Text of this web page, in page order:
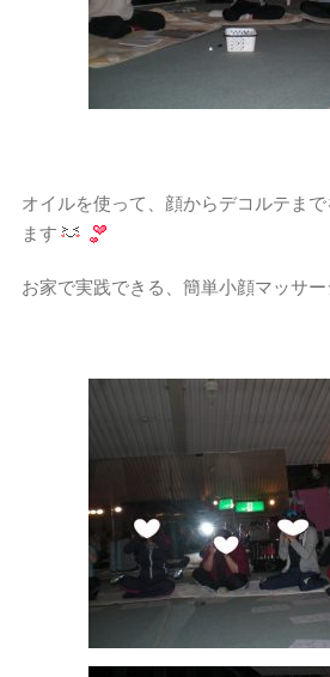
オイルを使って、顔からデコルテま
ます
お家で実践できる、簡単小顔マッサ